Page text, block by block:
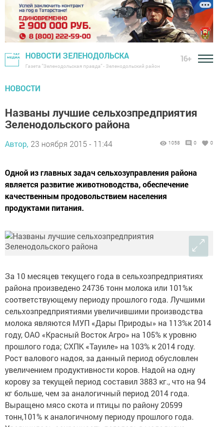
НОВОСТИ ЗЕЛЕНОДОЛЬСКА
Газета "Зеленодольская правда" - Зеленодольский район
16+
НОВОСТИ
Названы лучшие сельхозпредприятия
Зеленодольского района
Автор, 23 ноября 2015 - 11:44 1058 0 0
Одной из главных задач сельхозуправления района
является развитие животноводства, обеспечение
качественным продовольствием населения
продуктами питания.
За 10 месяцев текущего года в сельхозпредприятиях
района произведено 24736 тонн молока или 101%к
соответствующему периоду прошлого года. Лучшими
сельхозпредприятиями увеличившими производства
молока являются МУП «Дары Природы» на 113%к 2014
году, ОАО «Красный Восток Агро» на 105% к уровню
прошлого года; СХПК «Тауиле» на 103% к 2014 году.
Рост валового надоя, за данный период обусловлен
увеличением продуктивности коров. Надой на одну
корову за текущей период составил 3883 кг., что на 94
кг больше, чем за аналогичный период 2014 года.
Выращено мясо скота и птицы по району 20599
тонн,101% к аналогичному периоду прошлого года.